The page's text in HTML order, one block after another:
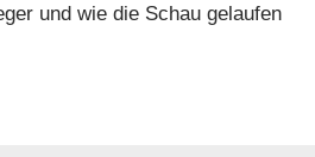
und wie die Schau gelaufen